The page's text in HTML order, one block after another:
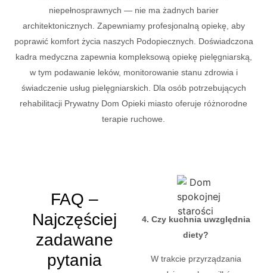
niepełnosprawnych — nie ma żadnych barier
architektonicznych. Zapewniamy profesjonalną opiekę, aby
poprawić komfort życia naszych Podopiecznych. Doświadczona
kadra medyczna zapewnia kompleksową opiekę pielęgniarską,
w tym podawanie leków, monitorowanie stanu zdrowia i
świadczenie usług pielęgniarskich. Dla osób potrzebujących
rehabilitacji Prywatny Dom Opieki miasto oferuje różnorodne
terapie ruchowe.
FAQ –
Najczęściej
zadawane
pytania
4. Czy kuchnia uwzględnia
diety?
W trakcie przyrządzania